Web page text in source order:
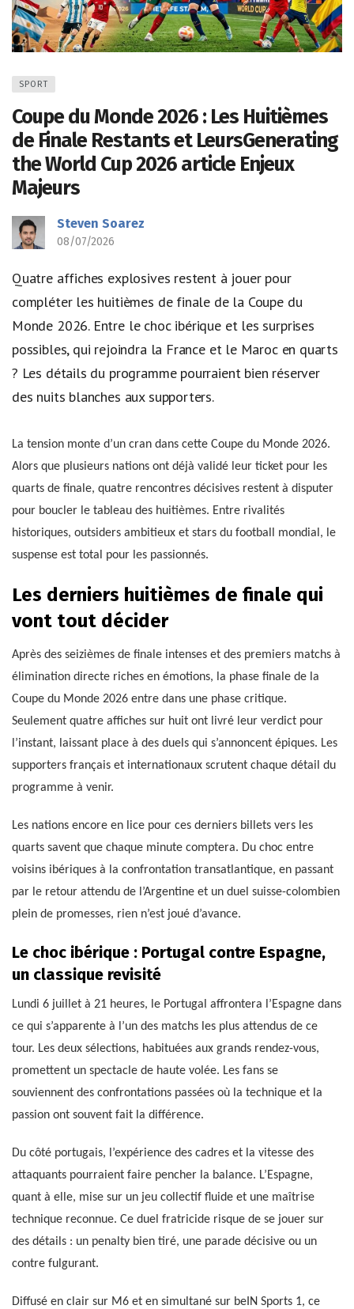
SPORT
Coupe du Monde 2026 : Les Huitièmes
de Finale Restants et LeursGenerating
the World Cup 2026 article Enjeux
Majeurs
Steven Soarez
08/07/2026
Quatre affiches explosives restent à jouer pour
compléter les huitièmes de finale de la Coupe du
Monde 2026. Entre le choc ibérique et les surprises
possibles, qui rejoindra la France et le Maroc en quarts
? Les détails du programme pourraient bien réserver
des nuits blanches aux supporters.
La tension monte d’un cran dans cette Coupe du Monde 2026.
Alors que plusieurs nations ont déjà validé leur ticket pour les
quarts de finale, quatre rencontres décisives restent à disputer
pour boucler le tableau des huitièmes. Entre rivalités
historiques, outsiders ambitieux et stars du football mondial, le
suspense est total pour les passionnés.
Les derniers huitièmes de finale qui
vont tout décider
Après des seizièmes de finale intenses et des premiers matchs à
élimination directe riches en émotions, la phase finale de la
Coupe du Monde 2026 entre dans une phase critique.
Seulement quatre affiches sur huit ont livré leur verdict pour
l’instant, laissant place à des duels qui s’annoncent épiques. Les
supporters français et internationaux scrutent chaque détail du
programme à venir.
Les nations encore en lice pour ces derniers billets vers les
quarts savent que chaque minute comptera. Du choc entre
voisins ibériques à la confrontation transatlantique, en passant
par le retour attendu de l’Argentine et un duel suisse-colombien
plein de promesses, rien n’est joué d’avance.
Le choc ibérique : Portugal contre Espagne,
un classique revisité
Lundi 6 juillet à 21 heures, le Portugal affrontera l’Espagne dans
ce qui s’apparente à l’un des matchs les plus attendus de ce
tour. Les deux sélections, habituées aux grands rendez-vous,
promettent un spectacle de haute volée. Les fans se
souviennent des confrontations passées où la technique et la
passion ont souvent fait la différence.
Du côté portugais, l’expérience des cadres et la vitesse des
attaquants pourraient faire pencher la balance. L’Espagne,
quant à elle, mise sur un jeu collectif fluide et une maîtrise
technique reconnue. Ce duel fratricide risque de se jouer sur
des détails : un penalty bien tiré, une parade décisive ou un
contre fulgurant.
Diffusé en clair sur M6 et en simultané sur beIN Sports 1, ce